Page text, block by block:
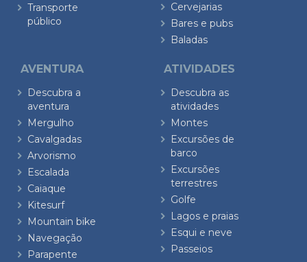
Transporte
público
Cervejarias
Bares e pubs
Baladas
AVENTURA
Descubra a
aventura
Mergulho
Cavalgadas
Arvorismo
Escalada
Caiaque
Kitesurf
Mountain bike
Navegação
Parapente
ATIVIDADES
Descubra as
atividades
Montes
Excursões de
barco
Excursões
terrestres
Golfe
Lagos e praias
Esqui e neve
Passeios